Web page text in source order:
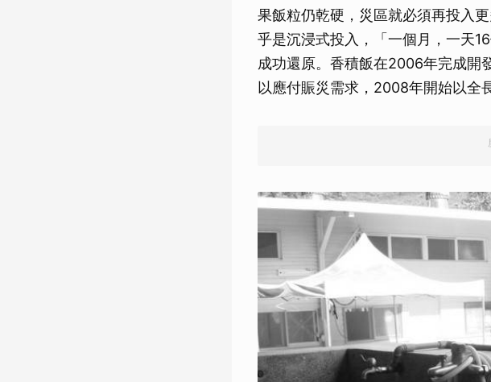
果飯粒仍乾硬，災區就必須再投入
乎是沉浸式投入，「一個月，一天
成功還原。香積飯在2006年完成開
以應付賑災需求，2008年開始以全